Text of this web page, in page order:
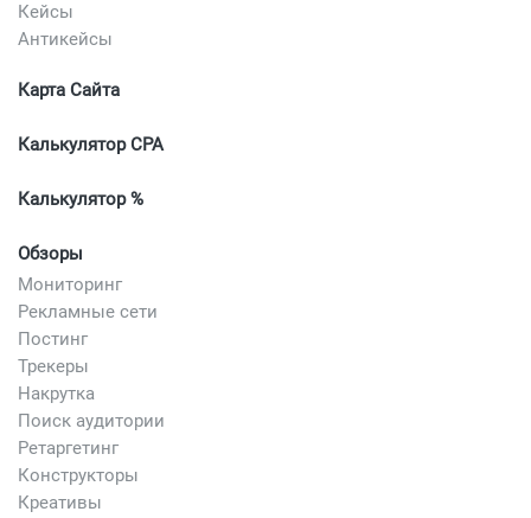
Кейсы
Антикейсы
Карта Сайта
Калькулятор CPA
Калькулятор %
Обзоры
Мониторинг
Рекламные сети
Постинг
Трекеры
Накрутка
Поиск аудитории
Ретаргетинг
Конструкторы
Креативы